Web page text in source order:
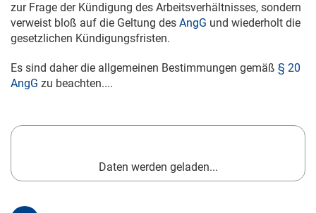
zur Frage der Kündigung des Arbeitsverhältnisses, sondern
verweist bloß auf die Geltung des AngG und wiederholt die
gesetzlichen Kündigungsfristen.
Es sind daher die allgemeinen Bestimmungen gemäß § 20
AngG zu beachten....
Daten werden geladen...